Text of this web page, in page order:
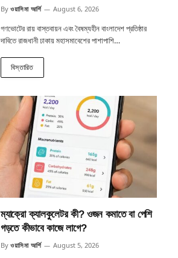
By ওয়াসিমা আর্শি August 6, 2026
গণভোটের রায় বাস্তবায়ন এবং বৈষম্যহীন বাংলাদেশ প্রতিষ্ঠার
দাবিতে রাজধানী ঢাকায় মহাসমাবেশের পাশাপাশি…
বিস্তারিত
ম্যাক্রো ক্যালকুলেটর কী? ওজন কমাতে বা পেশি
গড়তে কীভাবে কাজে লাগে?
By ওয়াসিমা আর্শি August 5, 2026